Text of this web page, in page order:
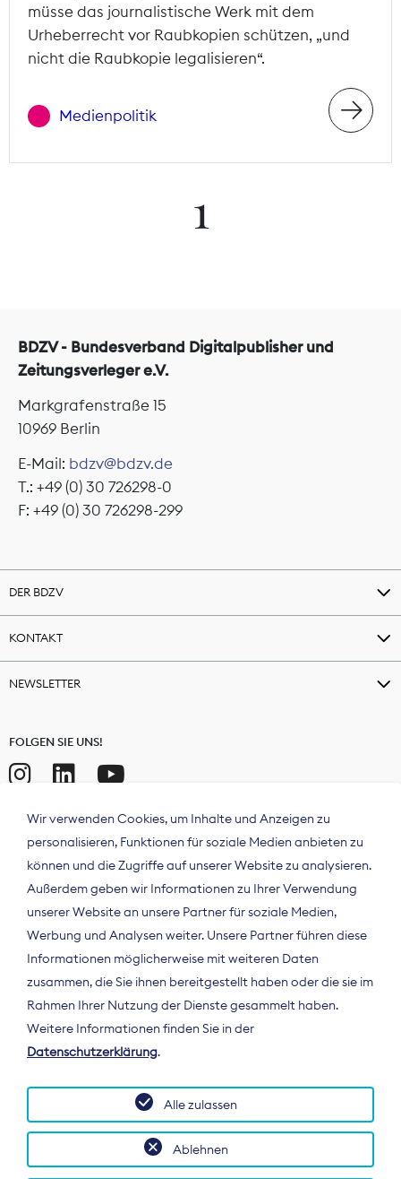
müsse das journalistische Werk mit dem
Urheberrecht vor Raubkopien schützen, „und
nicht die Raubkopie legalisieren“.
Medienpolitik
1
BDZV - Bundesverband Digitalpublisher und
Zeitungsverleger e.V.
Markgrafenstraße 15
10969 Berlin
E-Mail: bdzv@bdzv.de
T.: +49 (0) 30 726298-0
F: +49 (0) 30 726298-299
DER BDZV
KONTAKT
NEWSLETTER
FOLGEN SIE UNS!
Der Bundesverband Digitalpublisher und
Zeitungsverleger (BDZV) vertritt als
Spitzenorganisation die Interessen der
Deutschland und auf EU-Ebene.
Wir verwenden Cookies, um Inhalte und Anzeigen zu
personalisieren, Funktionen für soziale Medien anbieten zu
können und die Zugriffe auf unserer Website zu analysieren.
Außerdem geben wir Informationen zu Ihrer Verwendung
unserer Website an unsere Partner für soziale Medien,
Werbung und Analysen weiter. Unsere Partner führen diese
Informationen möglicherweise mit weiteren Daten
zusammen, die Sie ihnen bereitgestellt haben oder die sie im
Rahmen Ihrer Nutzung der Dienste gesammelt haben.
Weitere Informationen finden Sie in der
Datenschutzerklärung.
Ablehnen
Alle zulassen